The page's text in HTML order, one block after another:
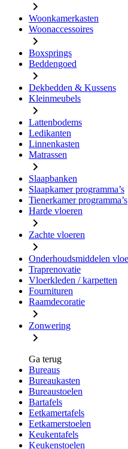
Woonkamerkasten
Woonaccessoires
Boxsprings
Beddengoed
Dekbedden & Kussens
Kleinmeubels
Lattenbodems
Ledikanten
Linnenkasten
Matrassen
Slaapbanken
Slaapkamer programma’s
Tienerkamer programma’s
Harde vloeren
Zachte vloeren
Onderhoudsmiddelen
Traprenovatie
Vloerkleden / karpetten
Fournituren
Raamdecoratie
Zonwering
Ga terug
Bureaus
Bureaukasten
Bureaustoelen
Bartafels
Eetkamertafels
Eetkamerstoelen
Keukentafels
Keukenstoelen